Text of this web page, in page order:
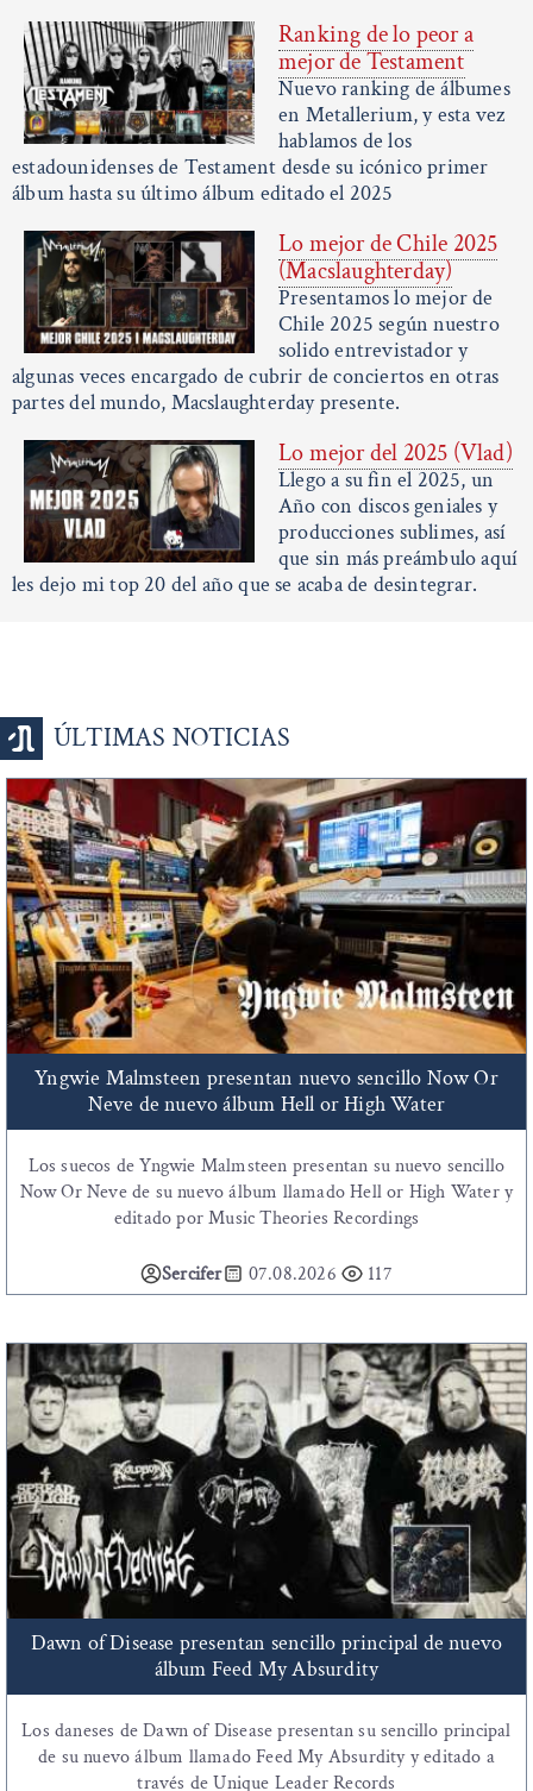
Ranking de lo peor a
mejor de Testament
Nuevo ranking de álbumes
en Metallerium, y esta vez
hablamos de los
estadounidenses de Testament desde su icónico primer
álbum hasta su último álbum editado el 2025
Lo mejor de Chile 2025
(Macslaughterday)
Presentamos lo mejor de
Chile 2025 según nuestro
solido entrevistador y
algunas veces encargado de cubrir de conciertos en otras
partes del mundo, Macslaughterday presente.
Lo mejor del 2025 (Vlad)
Llego a su fin el 2025, un
Año con discos geniales y
producciones sublimes, así
que sin más preámbulo aquí
les dejo mi top 20 del año que se acaba de desintegrar.
ÚLTIMAS NOTICIAS
Yngwie Malmsteen presentan nuevo sencillo Now Or
Neve de nuevo álbum Hell or High Water
Los suecos de Yngwie Malmsteen presentan su nuevo sencillo
Now Or Neve de su nuevo álbum llamado Hell or High Water y
editado por Music Theories Recordings
Sercifer 07.08.2026 117
Dawn of Disease presentan sencillo principal de nuevo
álbum Feed My Absurdity
Los daneses de Dawn of Disease presentan su sencillo principal
de su nuevo álbum llamado Feed My Absurdity y editado a
través de Unique Leader Records